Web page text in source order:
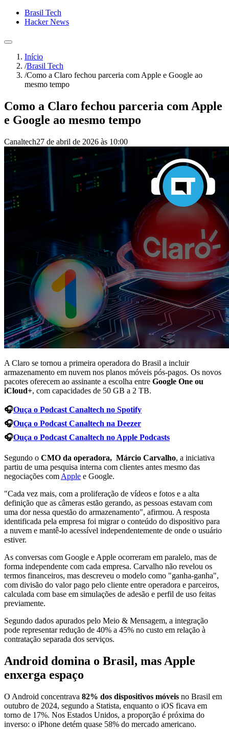
Brasil Tech
Hacker News
Início
/Brasil Tech
/Como a Claro fechou parceria com Apple e Google ao
mesmo tempo
Como a Claro fechou parceria com Apple
e Google ao mesmo tempo
Canaltech27 de abril de 2026 às 10:00
A Claro se tornou a primeira operadora do Brasil a incluir
armazenamento em nuvem nos planos móveis pós-pagos. Os novos
pacotes oferecem ao assinante a escolha entre Google One ou
iCloud+, com capacidades de 50 GB a 2 TB.
🎧Ouça o Podcast Canaltech no Spotify
🎧Ouça o Podcast Canaltech na Deezer
🎧Ouça o Podcast Canaltech no Apple Podcasts
Segundo o CMO da operadora, Márcio Carvalho, a iniciativa
partiu de uma pesquisa interna com clientes antes mesmo das
negociações com Apple e Google.
"Cada vez mais, com a proliferação de vídeos e fotos e a alta
definição que as câmeras estão gerando, as pessoas estavam com
uma dor nessa questão do armazenamento", afirmou. A resposta
identificada pela empresa foi migrar o conteúdo do dispositivo para
a nuvem e mantê-lo acessível independentemente de onde o usuário
estiver.
As conversas com Google e Apple ocorreram em paralelo, mas de
forma independente com cada empresa. Carvalho não revelou os
termos financeiros, mas descreveu o modelo como "ganha-ganha",
com divisão do valor pago pelo cliente entre operadora e parceiros,
calculada com base em simulações de adesão e perfil de uso feitas
previamente.
Segundo dados apurados pelo Meio & Mensagem, a integração
pode representar redução de 40% a 45% no custo em relação à
contratação separada dos serviços.
Android domina o Brasil, mas Apple
enxerga espaço
O Android concentrava 82% dos dispositivos móveis no Brasil em
outubro de 2024, segundo a Statista, enquanto o iOS ficava em
torno de 17%. Nos Estados Unidos, a proporção é próxima do
inverso: o iPhone detém quase 58% do mercado americano.